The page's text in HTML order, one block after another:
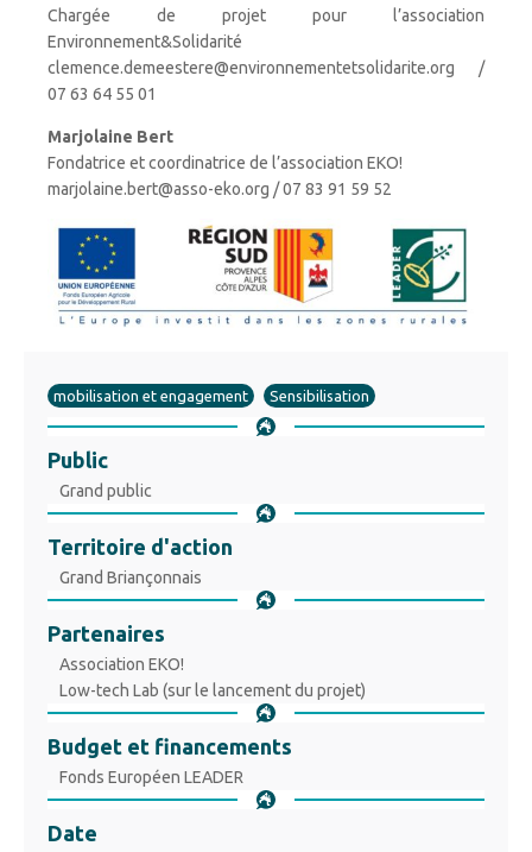
Chargée de projet pour l’association
Environnement&Solidarité
clemence.demeestere@environnementetsolidarite.org /
07 63 64 55 01
Marjolaine Bert
Fondatrice et coordinatrice de l’association EKO!
marjolaine.bert@asso-eko.org / 07 83 91 59 52
mobilisation et engagement Sensibilisation
Public
Grand public
Territoire d'action
Grand Briançonnais
Partenaires
Association EKO!
Low-tech Lab (sur le lancement du projet)
Budget et financements
Fonds Européen LEADER
Date